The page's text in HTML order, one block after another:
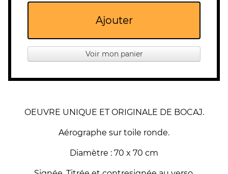
Ajouter
Voir mon panier
OEUVRE UNIQUE ET ORIGINALE DE BOCAJ.
Aérographe sur toile ronde.
Diamètre : 70 x 70 cm